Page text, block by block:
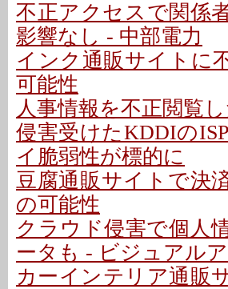
不正アクセスで関係
影響なし - 中部電力
インク通販サイトに
可能性
人事情報を不正閲覧
侵害受けたKDDIの
イ脆弱性が標的に
豆腐通販サイトで決
の可能性
クラウド侵害で個人
ータも - ビジュアル
カーインテリア通販